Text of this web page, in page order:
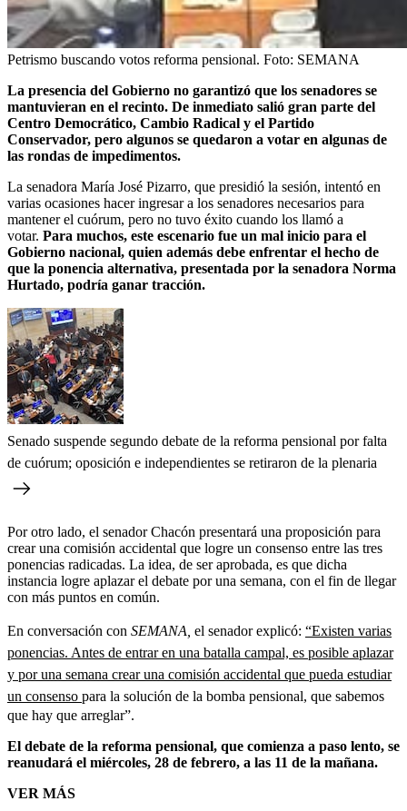
Petrismo buscando votos reforma pensional. Foto: SEMANA
La presencia del Gobierno no garantizó que los senadores se
mantuvieran en el recinto. De inmediato salió gran parte del
Centro Democrático, Cambio Radical y el Partido
Conservador, pero algunos se quedaron a votar en algunas de
las rondas de impedimentos.
La senadora María José Pizarro, que presidió la sesión, intentó en
varias ocasiones hacer ingresar a los senadores necesarios para
mantener el cuórum, pero no tuvo éxito cuando los llamó a
votar. Para muchos, este escenario fue un mal inicio para el
Gobierno nacional, quien además debe enfrentar el hecho de
que la ponencia alternativa, presentada por la senadora Norma
Hurtado, podría ganar tracción.
Senado suspende segundo debate de la reforma pensional por falta
de cuórum; oposición e independientes se retiraron de la plenaria
Por otro lado, el senador Chacón presentará una proposición para
crear una comisión accidental que logre un consenso entre las tres
ponencias radicadas. La idea, de ser aprobada, es que dicha
instancia logre aplazar el debate por una semana, con el fin de llegar
con más puntos en común.
En conversación con SEMANA, el senador explicó: “Existen varias
ponencias. Antes de entrar en una batalla campal, es posible aplazar
y por una semana crear una comisión accidental que pueda estudiar
un consenso para la solución de la bomba pensional, que sabemos
que hay que arreglar”.
El debate de la reforma pensional, que comienza a paso lento, se
reanudará el miércoles, 28 de febrero, a las 11 de la mañana.
VER MÁS